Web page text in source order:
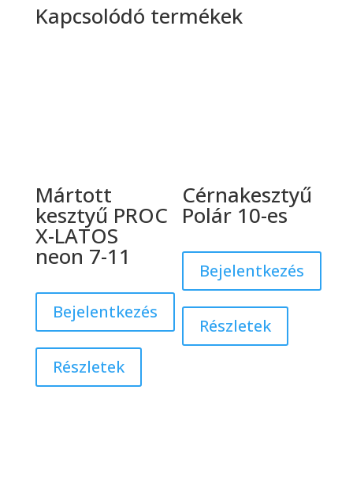
Kapcsolódó termékek
Mártott
kesztyű PROC
X-LATOS
neon 7-11
Bejelentkezés
Részletek
Cérnakesztyű
Polár 10-es
Bejelentkezés
Részletek